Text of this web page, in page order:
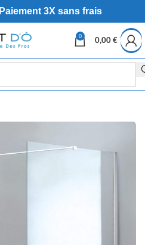
Paiement 3X sans frais
0
0,00 €